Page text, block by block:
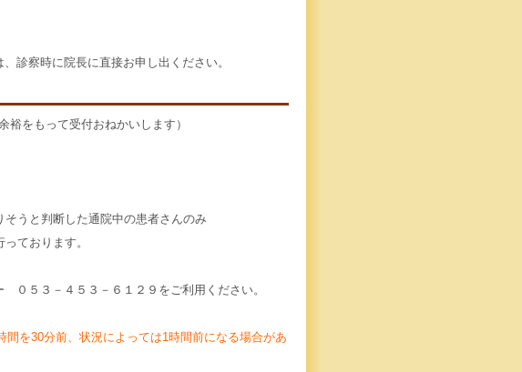
診察時に院長に直接お申し出ください。
をもって受付おねかいします）
うと判断した通院中の患者さんのみ
っております。
３－４５３－６１２９をご利用ください。
を30分前、状況によっては1時間前になる場合があ